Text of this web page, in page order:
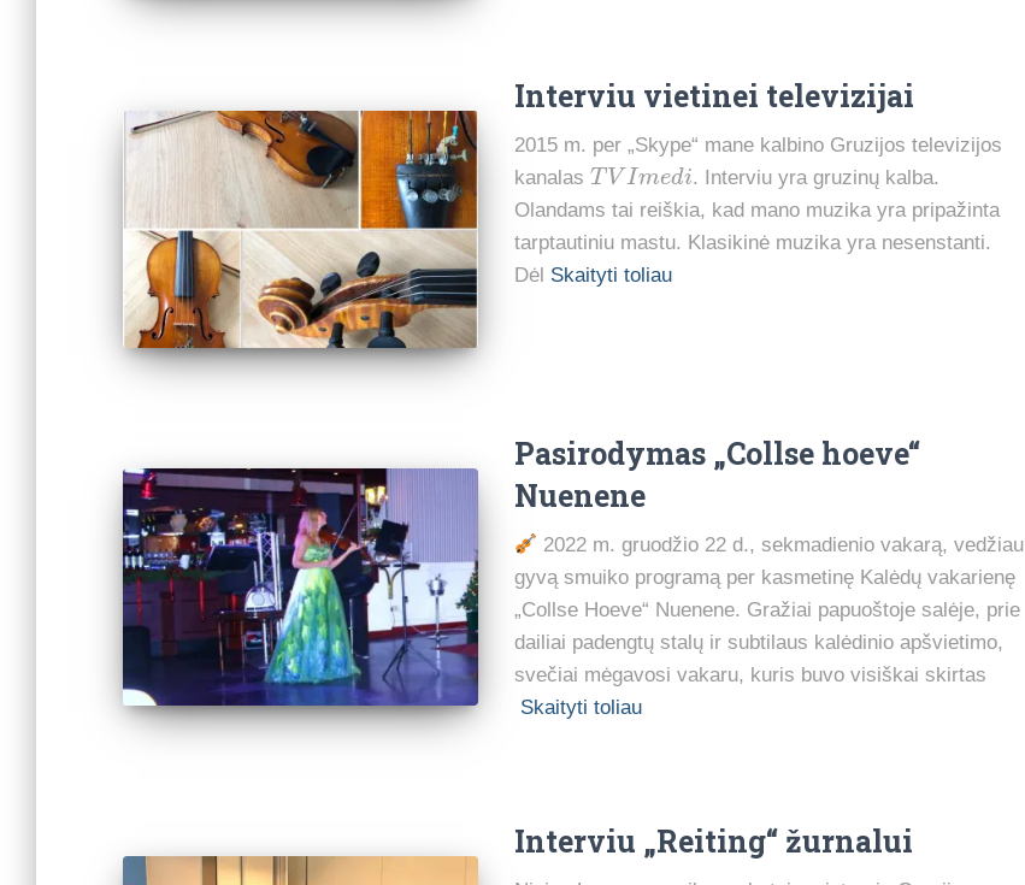
Interviu vietinei televizijai
2015 m. per „Skype“ mane kalbino Gruzijos televizijos
kanalas
TVIm ed
. Interviu yra gruzinų kalba.
Olandams tai reiškia, kad mano muzika yra pripažinta
tarptautiniu mastu. Klasikinė muzika yra nesenstanti.
Dėl Skaityti toliau
Pasirodymas „Collse hoeve“
Nuenene
2022 m. gruodžio 22 d., sekmadienio vakarą, vedžiau
gyvą smuiko programą per kasmetinę Kalėdų vakarienę
„Collse Hoeve“ Nuenene. Gražiai papuoštoje salėje, prie
dailiai padengtų stalų ir subtilaus kalėdinio apšvietimo,
svečiai mėgavosi vakaru, kuris buvo visiškai skirtas
Skaityti toliau
Interviu „Reiting“ žurnalui